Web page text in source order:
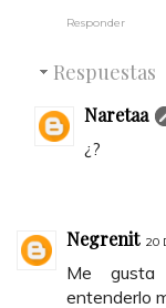
Responder
Respuestas
Naretaa
¿?
Negrenit 20
Me gusta
entenderlo